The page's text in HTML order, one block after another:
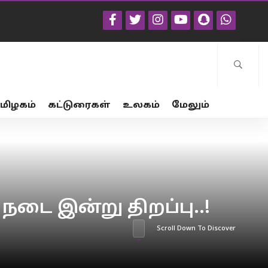
கட்டுரைகள் உலகம் மேலும்
இன்று திறப்பு..!
Scroll Down To Discover